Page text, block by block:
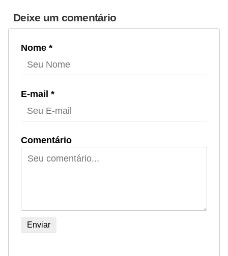
Deixe um comentário
Nome *
E-mail *
Comentário